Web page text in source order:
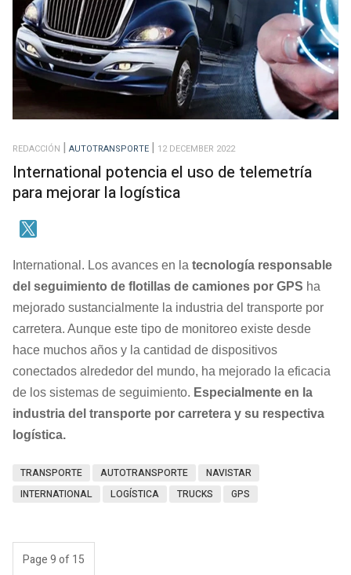
REDACCIÓN AUTOTRANSPORTE 12 DECEMBER 2022
International potencia el uso de telemetría
para mejorar la logística
International. Los avances en la tecnología responsable
del seguimiento de flotillas de camiones por GPS ha
mejorado sustancialmente la industria del transporte por
carretera. Aunque este tipo de monitoreo existe desde
hace muchos años y la cantidad de dispositivos
conectados alrededor del mundo, ha mejorado la eficacia
de los sistemas de seguimiento. Especialmente en la
industria del transporte por carretera y su respectiva
logística.
TRANSPORTE AUTOTRANSPORTE
NAVISTAR
INTERNATIONAL
LOGÍSTICA TRUCKS GPS
Page 9 of 15